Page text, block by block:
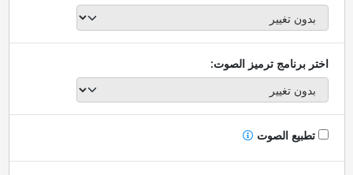
اختر برنامج ترميز الصوت:
تطبيع الصوت